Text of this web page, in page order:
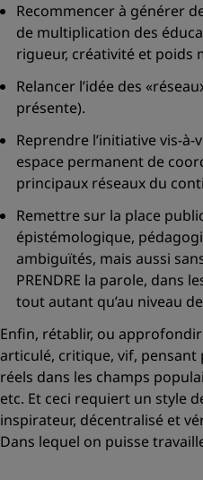
Recommencer à générer
de multiplication des
rigueur, créativité et poids
Relancer l’idée des
présente).
Reprendre l’initiative vis-
espace permanent de
principaux réseaux du
Remettre sur la place
épistémologique,
ambiguïtés, mais aussi
PRENDRE la parole, dans
tout autant qu’au niveau
Enfin, rétablir, ou
articulé, critique, vif, pensant
réels dans les champs
etc. Et ceci requiert un style
inspirateur, décentralisé et
Dans lequel on puisse